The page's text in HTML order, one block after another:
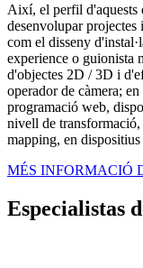
Així, el perfil d'aquests
desenvolupar
com el disseny
experience o guionista
d'objectes 2D / 3D i
operador de càmera;
programació web,
nivell de
mapping, en
MÉS INFORMACIÓ
Especialistas